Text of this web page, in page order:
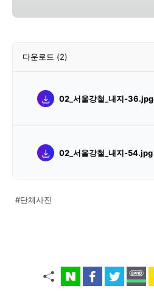
다운로드 (2)
02_서울강철_내지-36.jpg
02_서울강철_내지-54.jpg
#단체사진